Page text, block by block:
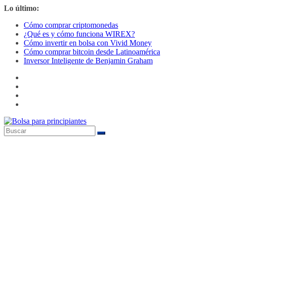
Saltar
contenido
Lo último:
Cómo comprar criptomonedas
¿Qué es y cómo funciona WIREX?
Cómo invertir en bolsa con Vivid Money
Cómo comprar bitcoin desde Latinoamérica
Inversor Inteligente de Benjamin Graham